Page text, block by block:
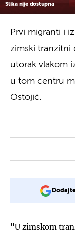
Slika nije dostupna
Prvi migranti i
zimski tranzitni
utorak vlakom
u tom centru
Ostojić.
"U zimskom